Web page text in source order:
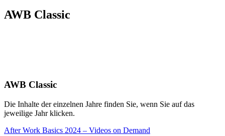
AWB Classic
AWB Classic
Die Inhalte der einzelnen Jahre finden Sie, wenn Sie auf das
jeweilige Jahr klicken.
After Work Basics 2024 – Videos on Demand